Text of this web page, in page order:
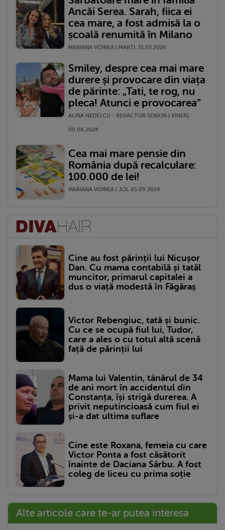
Ancăi Serea. Sarah, fiica ei
cea mare, a fost admisă la o
școală renumită în Milano
MARIANA VOINEA | MARŢI, 31.03.2026
Smiley, despre cea mai mare
durere și provocare din viața
de părinte: „Tati, te rog, nu
pleca! Atunci e provocarea”
ALINA NEDELCU - REDACTOR SENIOR | VINERI,
09.08.2024
Cea mai mare pensie din
România după recalculare:
100.000 de lei!
MARIANA VOINEA | JOI, 05.09.2024
Cine au fost părinții lui Nicușor
Dan. Cu mama contabilă și tatăl
muncitor, primarul capitalei a
dus o viață modestă în Făgăraș
Victor Rebengiuc, tată și bunic.
Cu ce se ocupă fiul lui, Tudor,
care a ales o cu totul altă scenă
față de părinții lui
Mama lui Valentin, tânărul de 34
de ani mort în accidentul din
Constanța, își strigă durerea. A
privit neputincioasă cum fiul ei
și-a dat ultima suflare
Cine este Roxana, femeia cu care
Victor Ponta a fost căsătorit
înainte de Daciana Sârbu. A fost
coleg de liceu cu prima soție
Alte articole care te-ar putea interesa